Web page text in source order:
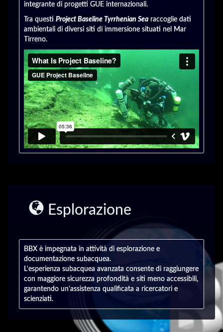
integrante di progetti GUE internazionali.
Tra questi Project Baseline Tyrrhenian Searaccoglie dati
ambientali di diversi siti di immersione situati nel Mar
Tirreno.
Esplorazione
BBX è impegnata in attività di esplorazione e
documentazione subacquea.
L'esperienza subacquea avanzata consente di raggiungere
con maggiore sicurezza profondità e siti meno accessibili,
garantendo un'assistenza qualificata a ricercatori e
scienziati.